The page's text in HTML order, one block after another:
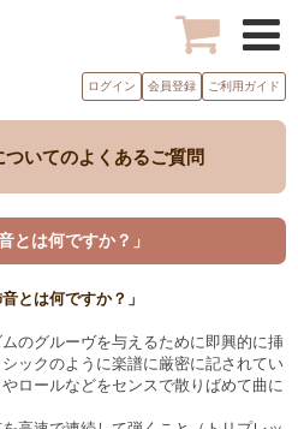
ログイン 会員登録 ご利用ガイド
いてのよくあるご質問
とは何ですか？」
とは何ですか？」
のグルーヴを与えるために即興的に挿
ックのように楽譜に厳密に記されてい
ロールなどをセンスで散りばめて曲に